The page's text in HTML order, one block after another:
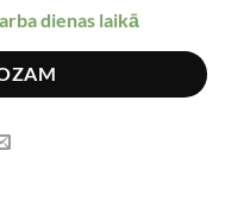
dienas laikā